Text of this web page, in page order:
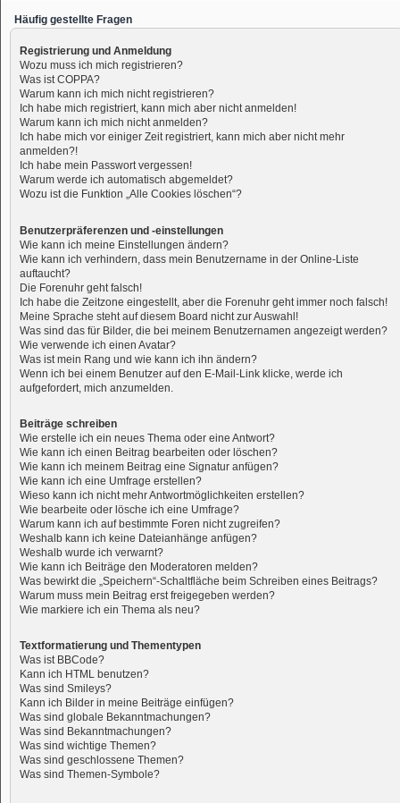
Häufig gestellte Fragen
Registrierung und Anmeldung
Wozu muss ich mich registrieren?
Was ist COPPA?
Warum kann ich mich nicht registrieren?
Ich habe mich registriert, kann mich aber nicht anmelden!
Warum kann ich mich nicht anmelden?
Ich habe mich vor einiger Zeit registriert, kann mich aber nicht mehr
anmelden?!
Ich habe mein Passwort vergessen!
Warum werde ich automatisch abgemeldet?
Wozu ist die Funktion „Alle Cookies löschen“?
Benutzerpräferenzen und -einstellungen
Wie kann ich meine Einstellungen ändern?
Wie kann ich verhindern, dass mein Benutzername in der Online-Liste
auftaucht?
Die Forenuhr geht falsch!
Ich habe die Zeitzone eingestellt, aber die Forenuhr geht immer noch falsch!
Meine Sprache steht auf diesem Board nicht zur Auswahl!
Was sind das für Bilder, die bei meinem Benutzernamen angezeigt werden?
Wie verwende ich einen Avatar?
Was ist mein Rang und wie kann ich ihn ändern?
Wenn ich bei einem Benutzer auf den E-Mail-Link klicke, werde ich
aufgefordert, mich anzumelden.
Beiträge schreiben
Wie erstelle ich ein neues Thema oder eine Antwort?
Wie kann ich einen Beitrag bearbeiten oder löschen?
Wie kann ich meinem Beitrag eine Signatur anfügen?
Wie kann ich eine Umfrage erstellen?
Wieso kann ich nicht mehr Antwortmöglichkeiten erstellen?
Wie bearbeite oder lösche ich eine Umfrage?
Warum kann ich auf bestimmte Foren nicht zugreifen?
Weshalb kann ich keine Dateianhänge anfügen?
Weshalb wurde ich verwarnt?
Wie kann ich Beiträge den Moderatoren melden?
Was bewirkt die „Speichern“-Schaltfläche beim Schreiben eines Beitrags?
Warum muss mein Beitrag erst freigegeben werden?
Wie markiere ich ein Thema als neu?
Textformatierung und Thementypen
Was ist BBCode?
Kann ich HTML benutzen?
Was sind Smileys?
Kann ich Bilder in meine Beiträge einfügen?
Was sind globale Bekanntmachungen?
Was sind Bekanntmachungen?
Was sind wichtige Themen?
Was sind geschlossene Themen?
Was sind Themen-Symbole?